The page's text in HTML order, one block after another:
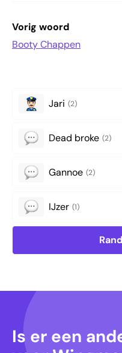
Vorig woord
Booty Chappen
Jari (2)
Dead broke (2)
Gannoe (2)
IJzer (1)
Is er een